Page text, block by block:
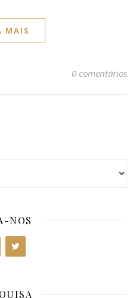
MAIS
0 comentários
NOS